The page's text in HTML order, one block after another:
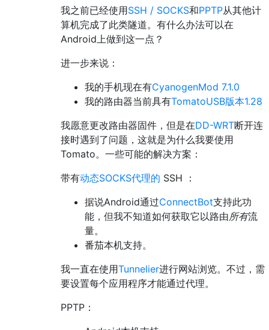
我之前已经使用SSH / SOCKS和PPTP从其他计
算机完成了此类隧道。有什么办法可以在
Android上做到这一点？
进一步来说：
我的手机现在有CyanogenMod 7.1.0
我的路由器当前具有TomatoUSB版本1.28
我愿意更改路由器固件，但是在DD-WRT断开连
接时遇到了问题，这就是为什么我要使用
Tomato。一些可能的解决方案：
带有动态SOCKS代理的 SSH ：
据说Android通过ConnectBot支持此功
能，但我不知道如何获取它以路由所有流
量。
番茄本机支持。
我一直在使用Tunnelier进行网站浏览。不过，需
要设置每个应用程序才能通过代理。
PPTP：